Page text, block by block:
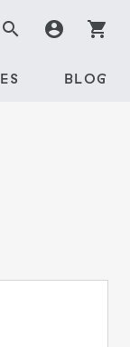
search account_circle shopping_cart
BLOG